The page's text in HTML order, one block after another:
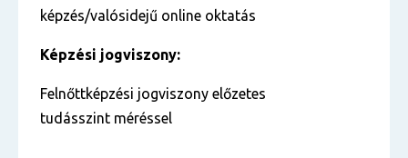
képzés/valósidejű online oktatás
Képzési jogviszony:
Felnőttképzési jogviszony előzetes
tudásszint méréssel